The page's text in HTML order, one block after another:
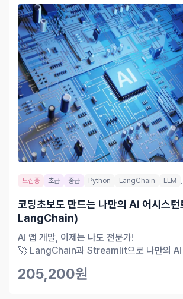
모집중 초급 중급 Python LangChain LLM
코딩초보도 만드는 나만의 AI 어시스턴
LangChain)
AI 앱 개발, 이제는 나도 전문가!
🚀 LangChain과 Streamlit으로 나만의 AI
205,200원